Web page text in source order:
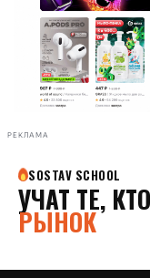
РЕКЛАМА